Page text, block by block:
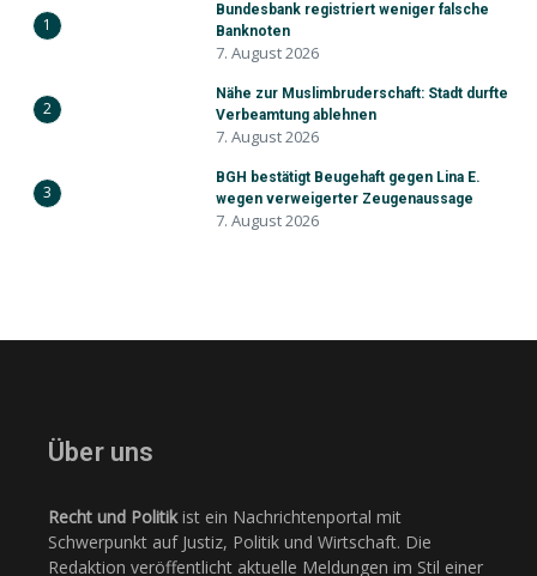
1
Bundesbank registriert weniger falsche
Banknoten
7. August 2026
2
Nähe zur Muslimbruderschaft: Stadt durfte
Verbeamtung ablehnen
7. August 2026
3
BGH bestätigt Beugehaft gegen Lina E.
wegen verweigerter Zeugenaussage
7. August 2026
Über uns
Recht und Politikist ein Nachrichtenportal mit
Schwerpunkt auf Justiz, Politik und Wirtschaft. Die
Redaktion veröffentlicht aktuelle Meldungen im Stil einer